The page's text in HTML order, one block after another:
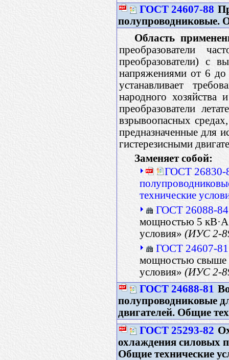
ГОСТ 24607-88
полупроводниковые.
Область
преобразователи
преобразователи) с
напряжениями от 6
устанавливает
народного хозяйства
преобразователи
взрывоопасных
предназначенные для
гистерезисными
Заменяет собой:
ГОСТ 26830-
технические
ГОСТ 26088-84
мощностью 5 кВ·А
условия» (ИУС 2-
ГОСТ 24607-81
мощностью свыше
условия» (ИУС 2-
ГОСТ 24688-81
полупроводниковые
двигателей. Общие
ГОСТ 25293-82
охлаждения силовых
Общие технические